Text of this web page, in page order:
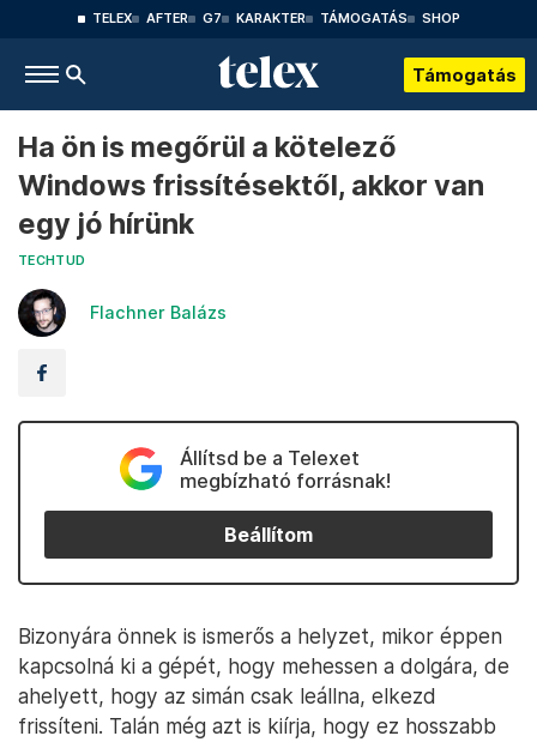
TELEX AFTER G7 KARAKTER TÁMOGATÁS SHOP
Támogatás
Ha ön is megőrül a kötelező
Windows frissítésektől, akkor van
egy jó hírünk
TECHTUD
Flachner Balázs
Állítsd be a Telexet
megbízható forrásnak!
Beállítom
Bizonyára önnek is ismerős a helyzet, mikor éppen
kapcsolná ki a gépét, hogy mehessen a dolgára, de
ahelyett, hogy az simán csak leállna, elkezd
frissíteni. Talán még azt is kiírja, hogy ez hosszabb